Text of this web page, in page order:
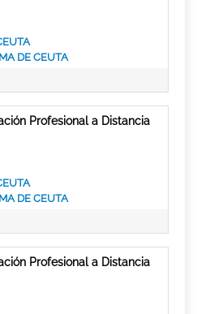
DE CEUTA
Profesional a Distancia
DE CEUTA
Profesional a Distancia